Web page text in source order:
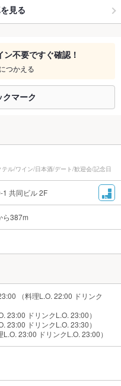
見る
不要ですぐ確認！
つかえる
マーク
ル/ワイン/日本酒/デート/歓迎会/記念日
1 共同ビル 2F
387m
（料理L.O. 22:00 ドリンク
23:00 ドリンクL.O. 23:00）
23:00 ドリンクL.O. 23:30）
23:00 ドリンクL.O. 23:00）